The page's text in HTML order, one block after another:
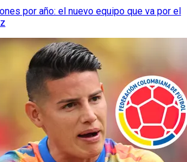
por año: el nuevo equipo que va por el